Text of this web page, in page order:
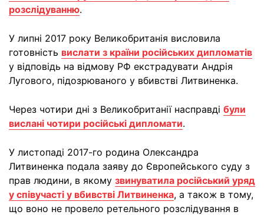
розслідуванню.
У липні 2017 року Великобританія висловила
готовність вислати з країни російських дипломатів
у відповідь на відмову РФ екстрадувати Андрія
Лугового, підозрюваного у вбивстві Литвиненка.
Через чотири дні з Великобританії насправді були
вислані чотири російські дипломати.
У листопаді 2017-го родина Олександра
Литвиненка подала заяву до Європейського суду з
прав людини, в якому звинуватила російський уряд
у співучасті у вбивстві Литвиненка, а також в тому,
що воно не провело ретельного розслідування в